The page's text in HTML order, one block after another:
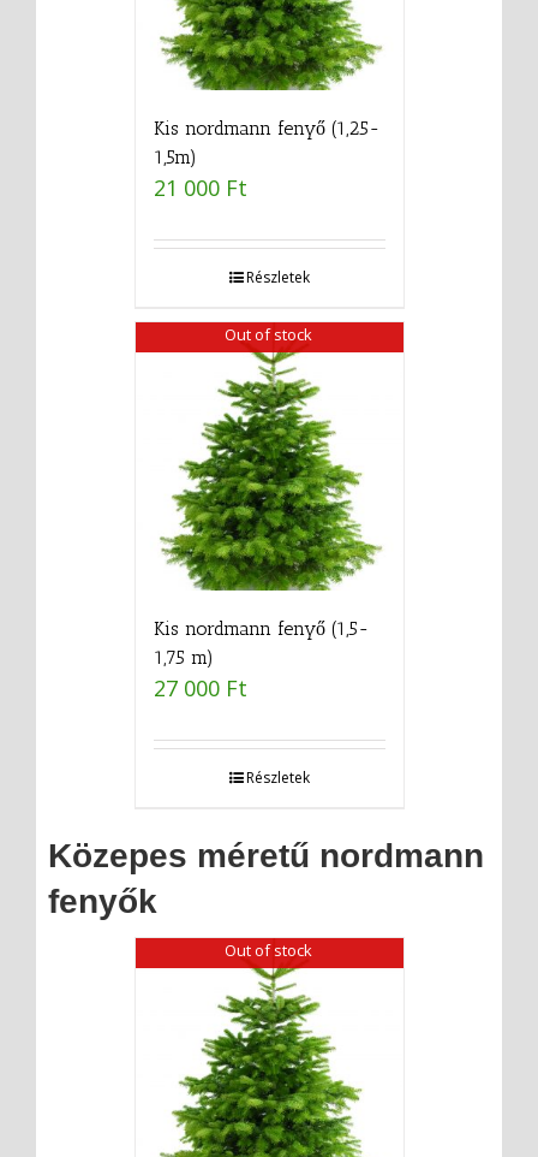
Kis nordmann fenyő (1,25-
1,5m)
21 000 Ft
Részletek
Out of stock
Kis nordmann fenyő (1,5-
1,75 m)
27 000 Ft
Részletek
Közepes méretű nordmann
fenyők
Out of stock